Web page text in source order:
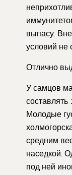
выпасу.
условий не
Отлично
У самцов
составлять
Молодые
средним
наседкой.
под ней